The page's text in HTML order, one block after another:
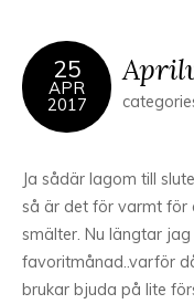
25
APR
2017
Ja sådär lagom till
så är det för varmt för
smälter. Nu längtar
favoritmånad..varför
brukar bjuda på lite